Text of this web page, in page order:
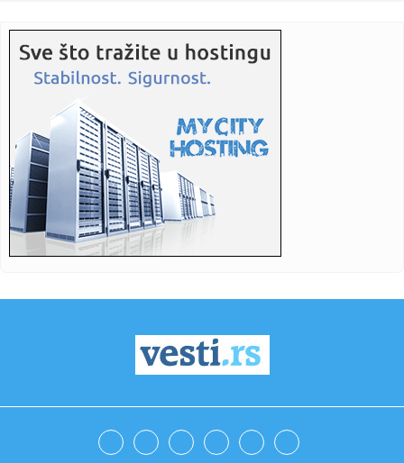
23:40:Dvije osobe poginule u padu malog aviona u Francuskoj
23:38:Sveti arhijerejski sabor SPC u sredu i četvrtak u hramu
Svetog S...
23:38:Mađar traži hitan izveštaj od odlazeće Orbanove vlade o
svim ...
23:30:Asmin razvezao jezik o finalu "Elite 9": U julu ću oduvati i
Sta...
WSJ: Ujedinjeni Arapski Emirati tajno izveli vojne udare na
23:17:U Novom Sadu počela trodnevna radionica Republičkog
BSA Scrambler 650 - Auto Moto Show